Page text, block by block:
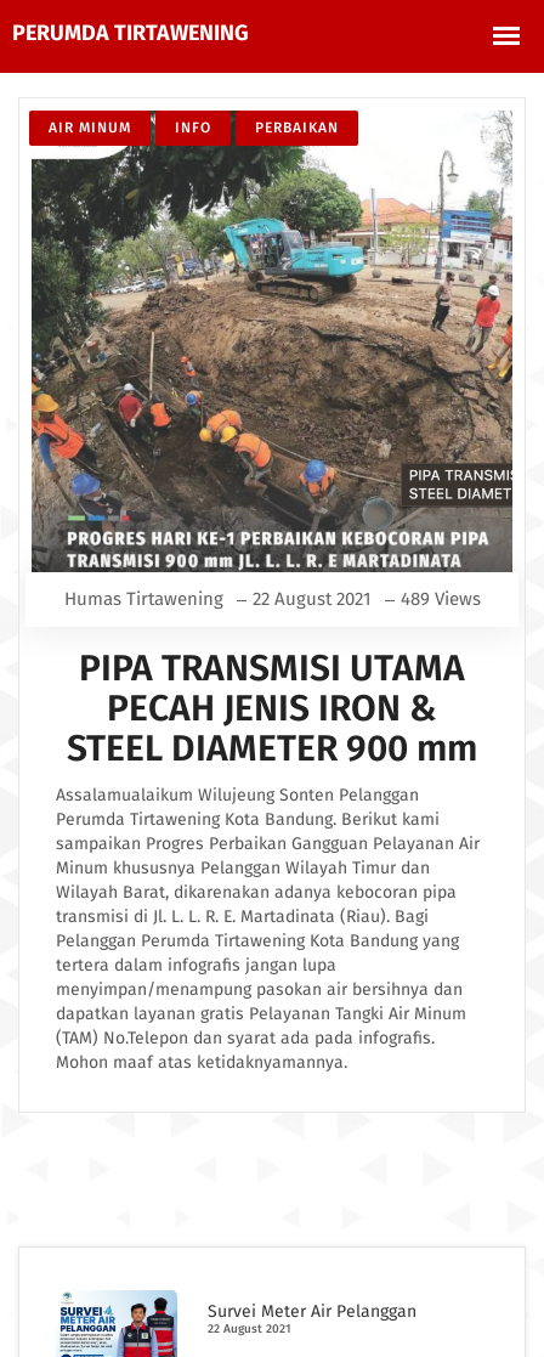
AIR MINUM INFO PERBAIKAN
Humas Tirtawening 22 August 2021 489 Views
PIPA TRANSMISI UTAMA
PECAH JENIS IRON &
STEEL DIAMETER 900 mm
Assalamualaikum Wilujeung Sonten Pelanggan
Perumda Tirtawening Kota Bandung. Berikut kami
sampaikan Progres Perbaikan Gangguan Pelayanan Air
Minum khususnya Pelanggan Wilayah Timur dan
Wilayah Barat, dikarenakan adanya kebocoran pipa
transmisi di Jl. L. L. R. E. Martadinata (Riau). Bagi
Pelanggan Perumda Tirtawening Kota Bandung yang
tertera dalam infografis jangan lupa
menyimpan/menampung pasokan air bersihnya dan
dapatkan layanan gratis Pelayanan Tangki Air Minum
(TAM) No.Telepon dan syarat ada pada infografis.
Mohon maaf atas ketidaknyamannya.
Survei Meter Air Pelanggan
22 August 2021